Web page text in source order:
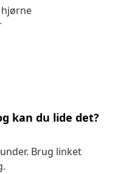
kan du lide det?
Brug linket